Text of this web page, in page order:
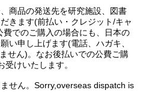
商品の発送先を研究施設、図書
きます(前払い・クレジット/キャ
費でのご購入の場合にも、日本の
い申し上げます(電話、ハガキ、
せん)。なお後払いでの公費ご購
けいたします。
せん。Sorry,overseas dispatch is